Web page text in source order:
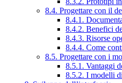
8.4. Progettare con il
8.4.1.
8.4.2. Benefici
8.4.3. Risorse
8.4.4. Come
8.5. Progettare con i
8.5.1. Vantaggi
8.5.2. I modelli